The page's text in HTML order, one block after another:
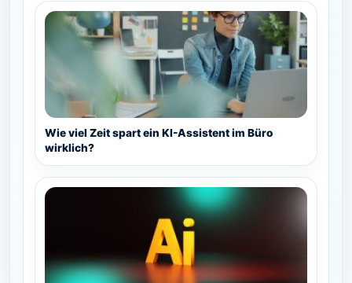
Wie viel Zeit spart ein KI-Assistent im Büro
wirklich?